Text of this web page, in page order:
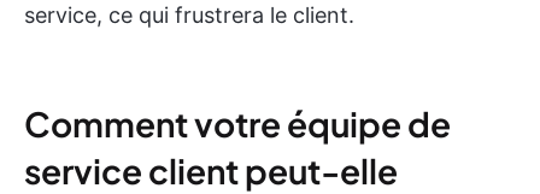
service, ce qui frustrera le client.
Comment votre équipe de
service client peut-elle